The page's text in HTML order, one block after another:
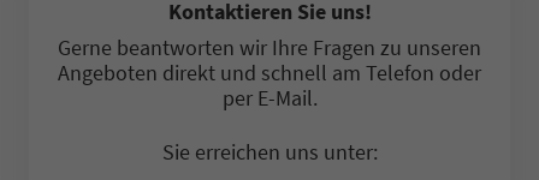
Kontaktieren Sie uns!
Gerne beantworten wir Ihre Fragen zu unseren
Angeboten direkt und schnell am Telefon oder
per E-Mail.
Sie erreichen uns unter: